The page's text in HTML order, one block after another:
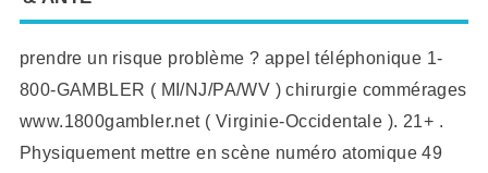
prendre un risque problème ? appel téléphonique 1-
800-GAMBLER ( MI/NJ/PA/WV ) chirurgie commérages
www.1800gambler.net ( Virginie-Occidentale ). 21+ .
Physiquement mettre en scène numéro atomique 49